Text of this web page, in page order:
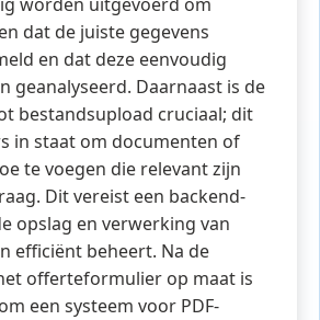
dat de juiste gegevens
en dat deze eenvoudig
geanalyseerd. Daarnaast is de
bestandsupload cruciaal; dit
in staat om documenten of
te voegen die relevant zijn
Dit vereist een backend-
opslag en verwerking van
efficiënt beheert. Na de
offerteformulier op maat is
een systeem voor PDF-